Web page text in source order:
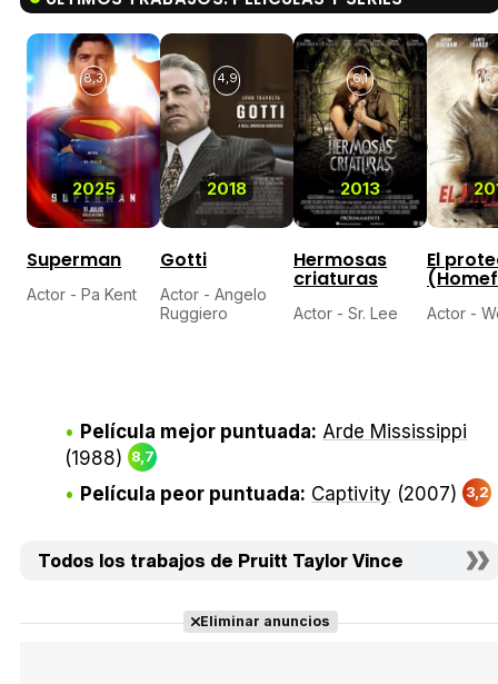
2025
8,3
Superman
Actor - Pa Kent
2018
4,9
Gotti
Actor - Angelo
Ruggiero
2013
6,1
Hermosas
criaturas
Actor - Sr. Lee
El
Actor -
Película mejor puntuada: Arde Mississippi
(1988)
8,7
Película peor puntuada: Captivity (2007) 3,2
Todos los trabajos de Pruitt Taylor Vince
Eliminar anuncios